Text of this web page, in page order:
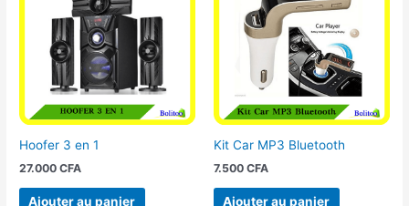
Hoofer 3 en 1
27.000CFA
Ajouter au panier
Kit Car MP3 Bluetooth
7.500 CFA
Ajouter au panier